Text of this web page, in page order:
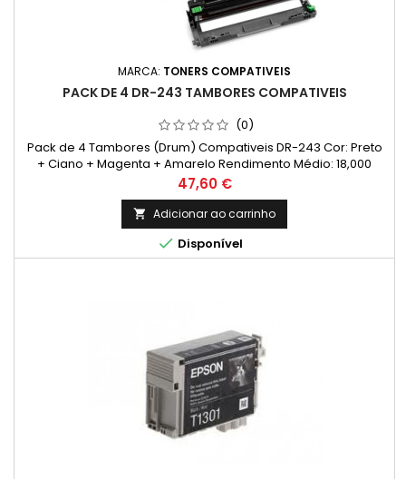
MARCA: TONERS COMPATIVEIS
PACK DE 4 DR-243 TAMBORES COMPATIVEIS
(0)
Pack de 4 Tambores (Drum) Compativeis DR-243 Cor: Preto
+ Ciano + Magenta + Amarelo Rendimento Médio: 18,000
Páginas*
Preço
47,60 €
 Adicionar ao carrinho
 Disponível